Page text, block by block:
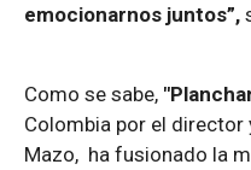
emocionarnos juntos”,
Como se sabe,
Colombia por el
Mazo, ha fusionado la